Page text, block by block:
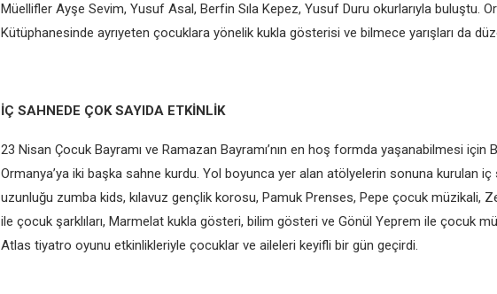
Müellifler Ayşe Sevim, Yusuf Asal, Berfin Sıla Kepez, Yusuf Duru okurlarıyla buluştu.
Kütüphanesinde ayrıyeten çocuklara yönelik kukla gösterisi ve bilmece yarışları da
İÇ SAHNEDE ÇOK SAYIDA ETKİNLİK
23 Nisan Çocuk Bayramı ve Ramazan Bayramı’nın en hoş formda yaşanabilmesi için
Ormanya’ya iki başka sahne kurdu. Yol boyunca yer alan atölyelerin sonuna kurulan iç
uzunluğu zumba kids, kılavuz gençlik korosu, Pamuk Prenses, Pepe çocuk müzikali,
ile çocuk şarklıları, Marmelat kukla gösteri, bilim gösteri ve Gönül Yeprem ile çocuk
Atlas tiyatro oyunu etkinlikleriyle çocuklar ve aileleri keyifli bir gün geçirdi.